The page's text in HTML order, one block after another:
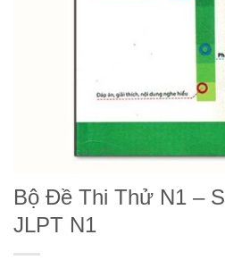
Bộ Đề Thi Thử N1 –
JLPT N1